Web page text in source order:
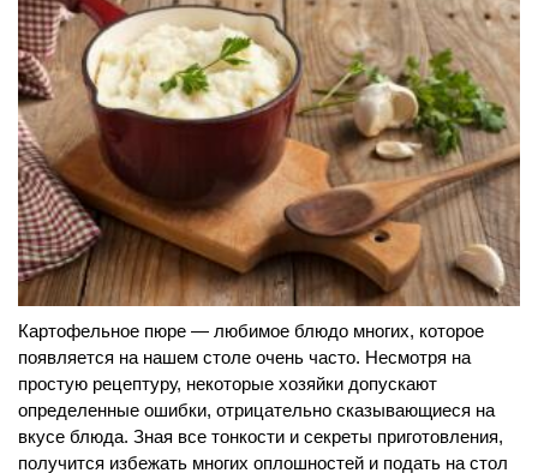
Картофельное пюре — любимое блюдо многих, которое
появляется на нашем столе очень часто. Несмотря на
простую рецептуру, некоторые хозяйки допускают
определенные ошибки, отрицательно сказывающиеся на
вкусе блюда. Зная все тонкости и секреты приготовления,
получится избежать многих оплошностей и подать на стол